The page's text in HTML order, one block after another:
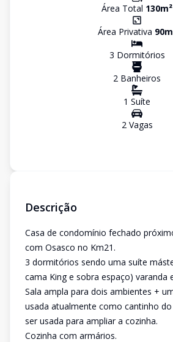
Área Total 130m²
Área Privativa 90
3 Dormitórios
2 Banheiros
1 Suíte
2Vagas
Descrição
Casa de condomínio fechado
com Osasco no Km21.
3 dormitórios sendo uma suíte
cama King e sobra espaço) varanda
Sala ampla para dois ambientes +
usada atualmente como cantinho
ser usada para ampliar a cozinha.
Cozinha com armários.